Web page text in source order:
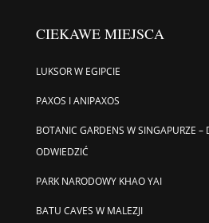
CIEKAWE MIEJSCA
LUKSOR W EGIPCIE
PAXOS I ANIPAXOS
BOTANIC GARDENS W SINGAPURZE –
ODWIEDZIĆ
PARK NARODOWY KHAO YAI
BATU CAVES W MALEZJI